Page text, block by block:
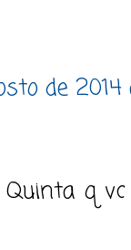
de
Quinta q